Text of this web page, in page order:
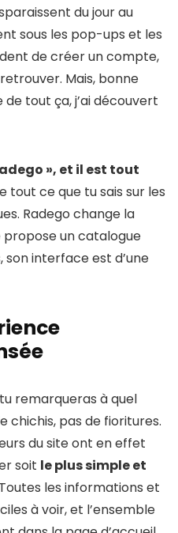
du jour au
sous les pop-ups et les
de créer un compte,
Mais, bonne
tout ça, j’ai découvert
», et il est tout
tout ce que tu sais sur les
Radego change la
propose un catalogue
son interface est d’une
remarqueras à quel
chichis, pas de fioritures.
du site ont en effet
soit le plus simple et
les informations et
à voir, et l’ensemble